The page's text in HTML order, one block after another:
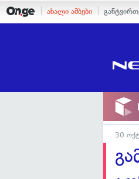
ახალი ამბები
30